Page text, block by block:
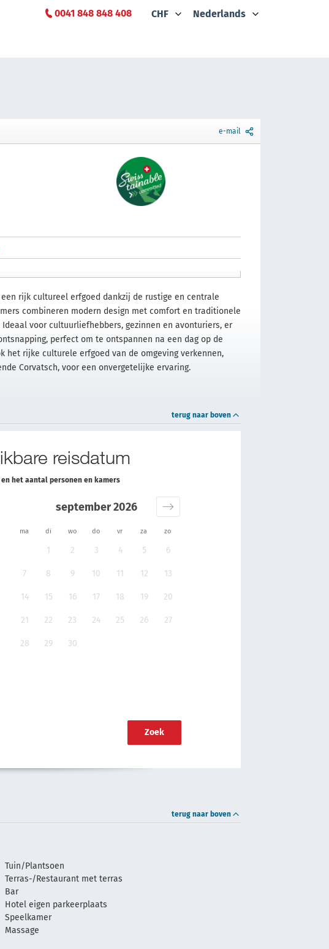
0041 848 848 408 CHF Nederlands
e-mail
rijk cultureel erfgoed dankzij de rustige en centrale
combineren modern design met comfort en traditionele
voor cultuurliefhebbers, gezinnen en avonturiers, er
perfect om te ontspannen na een dag op de
het rijke culturele erfgoed van de omgeving verkennen,
Corvatsch, voor een onvergetelijke ervaring.
terug naar boven
reisdatum
het aantal personen en kamers
ma di wo do vr za zo
september 2026
1 2 3 4 5 6
7 8 9 10 11 12 13
14 15 16 17 18 19 20
21 22 23 24 25 26 27
28 29 30
Zoek
terug naar boven
Tuin/Plantsoen
Terras-/Restaurant met terras
Bar
Hotel eigen parkeerplaats
Speelkamer
Massage